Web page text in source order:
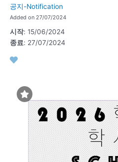
공지-Notification
Added on 27/07/2024
시작: 15/06/2024
종료: 27/07/2024